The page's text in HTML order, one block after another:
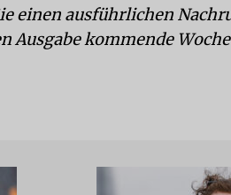
einen ausführlichen
Ausgabe kommende